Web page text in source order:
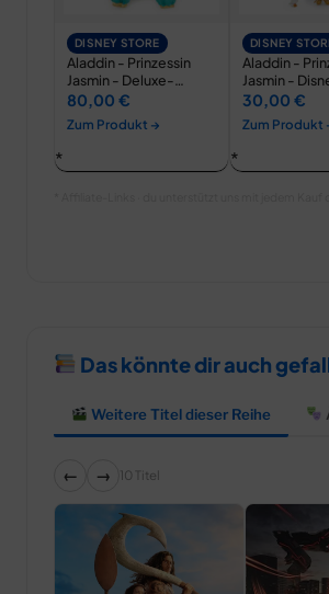
DISNEY STORE
Aladdin - Prinzessin
Jasmin - Deluxe-
Kostüm für Kinder
80,00 €
Zum Produkt →
DISNEY
Aladdin -
Jasmin -
Princess
Kollektion…
30,00 €
Zum Produkt
Das könnte dir auch
Weitere Titel dieser Reihe
← → 10 Titel